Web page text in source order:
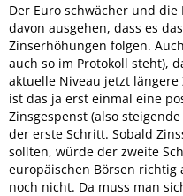
Der Euro schwächer und
davon ausgehen, dass es
Zinserhöhungen folgen.
auch so im Protokoll steht),
aktuelle Niveau jetzt
ist das ja erst einmal eine
Zinsgespenst (also
der erste Schritt. Sobald
sollten, würde der zweite
europäischen Börsen
noch nicht. Da muss man